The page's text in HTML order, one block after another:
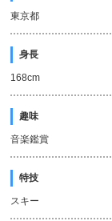
東京都
身長
168cm
趣味
音楽鑑賞
特技
スキー